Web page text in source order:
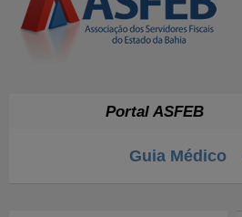
Portal ASFEB
Guia Médico